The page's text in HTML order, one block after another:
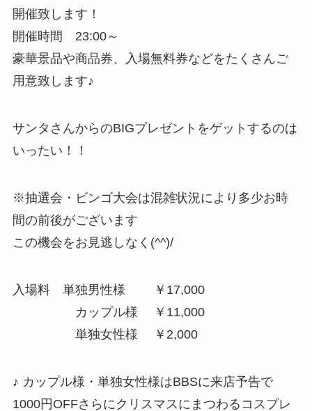
開催致します！
開催時間 23:00～
豪華景品や商品券、入場無料券などをたくさんご
用意致します♪
サンタさんからのBIGプレゼントをゲットするのは
いったい！！
※抽選会・ビンゴ大会は混雑状況により多少お時
間の前後がございます
この機会をお見逃しなく(^^)/
入場料 単独男性様 ￥17,000
カップル様 ￥11,000
単独女性様 ￥2,000
♪ カップル様・単独女性様はBBSに来店予告で
1000円OFFさらにクリスマスにまつわるコスプレ